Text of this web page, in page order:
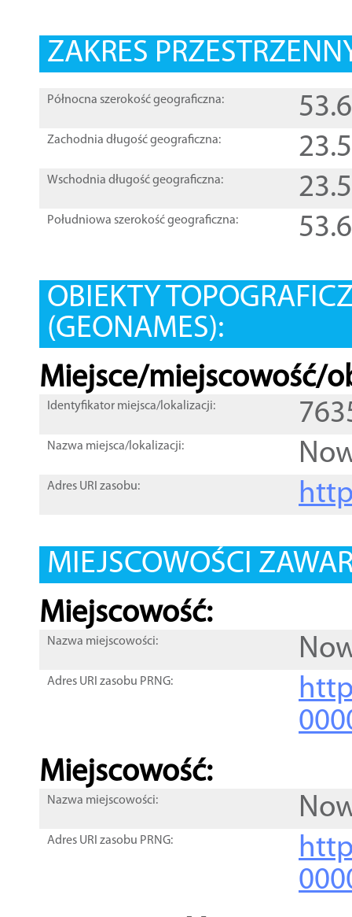
ZAKRES
Północna szerokość geograficzna:
Zachodnia długość geograficzna:
Wschodnia długość geograficzna:
Południowa szerokość geograficzna:
OBIEKTY
(GEONAMES):
Miejsce/miejscowość/
Identyfikator miejsca/lokalizacji:
Nazwa miejsca/lokalizacji:
Adres URI zasobu:
MIEJSCOWOŚCI
Miejscowość:
Nazwa miejscowości:
Adres URI zasobu PRNG:
Miejscowość:
Nazwa miejscowości:
Adres URI zasobu PRNG: